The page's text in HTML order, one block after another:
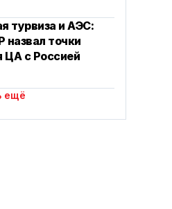
турвиза и АЭС:
назвал точки
ЦА с Россией
ещё